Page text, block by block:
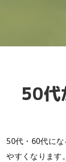
50代
50代・60代に
やすくなります。